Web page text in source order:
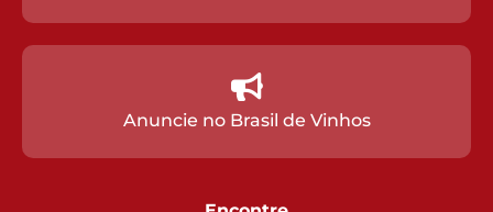
Anuncie no Brasil de Vinhos